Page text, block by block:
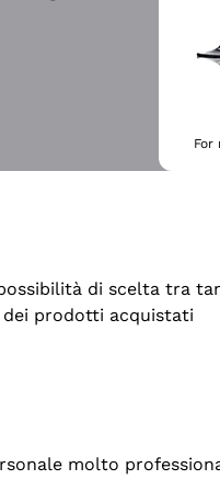
di scelta tra
prodotti acquistati
molto
For